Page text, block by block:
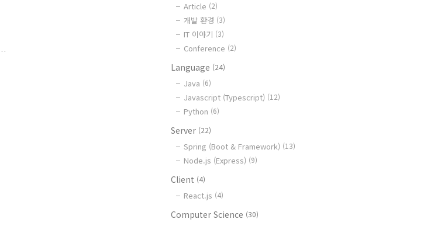
Article (2)
개발 환경 (3)
IT 이야기 (3)
Conference (2)
Language (24)
Java (6)
Javascript (Typescript) (12)
Python (6)
Server (22)
Spring (Boot & Framework) (13)
Node.js (Express) (9)
Client (4)
React.js (4)
Computer Science (30)